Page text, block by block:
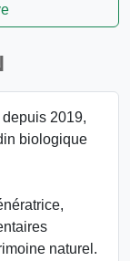
2019,
biologique
naturel.